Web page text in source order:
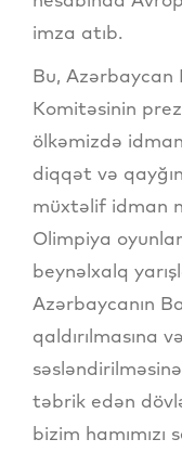
imza atıb.
Bu, Azərbaycan
Komitəsinin
ölkəmizdə
diqqət və
müxtəlif idman
Olimpiya
beynəlxalq
Azərbaycanın
qaldırılmasına
təbrik edən
bizim